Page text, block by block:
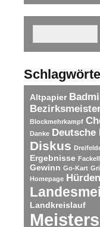
Altpapier
Blockmehrkampf
Danke Deutsche
Diskus
Ergebnisse
Gewinn Go-Kart
Homepage Hürden
Landkreislauf